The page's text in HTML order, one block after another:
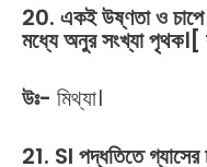
20. একই উষ্ণতা ও
মধ্যে অনুর সংখ্যা
উঃ- মিথ্যা।
21. SI পদ্ধতিতে